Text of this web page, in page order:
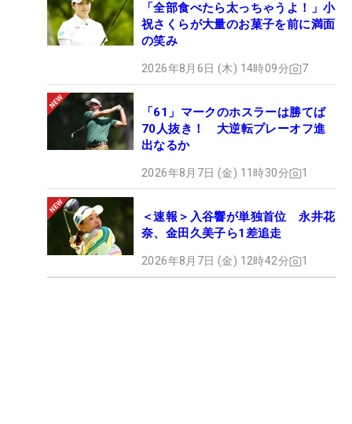
「全部食べたら太っちゃうよ！」小
祝さくらが大量のお菓子を前に満面
の笑み
2026年8月6日 (木) 14時09分 7
「61」マークのホスラーは勝てば
70人抜き！ 大逆転プレーオフ進
出なるか
2026年8月7日 (金) 11時30分 1
＜速報＞入谷響が単独首位 永井花
奈、金田久美子ら1差追走
2026年8月7日 (金) 12時42分 1